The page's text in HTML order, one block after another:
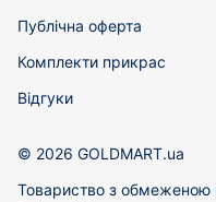
Публічна оферта
Комплекти прикрас
Відгуки
© 2026 GOLDMART.ua
Товариство з обмеженою